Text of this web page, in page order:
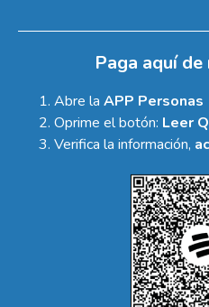
Paga aquí
Abre la APP Personas
Oprime el botón: Leer
Verifica la información,